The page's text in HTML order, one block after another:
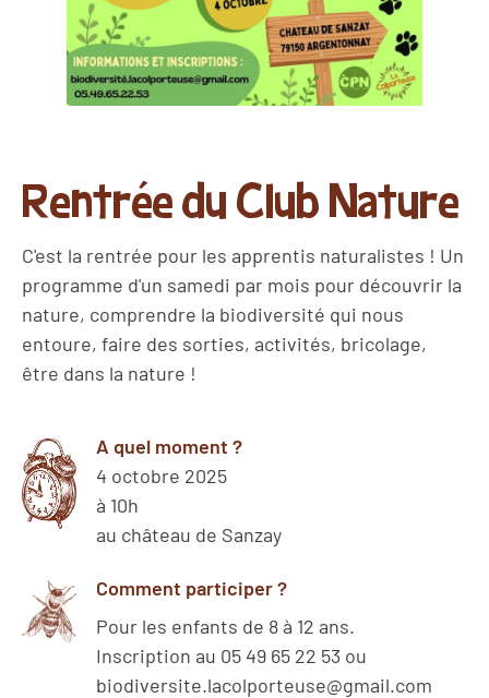
Rentrée du Club Nature
C'est la rentrée pour les apprentis naturalistes ! Un
programme d'un samedi par mois pour découvrir la
nature, comprendre la biodiversité qui nous
entoure, faire des sorties, activités, bricolage,
être dans la nature !
A quel moment ?
4 octobre 2025
à 10h
au château de Sanzay
Comment participer ?
Pour les enfants de 8 à 12 ans.
Inscription au 05 49 65 22 53 ou
biodiversite.lacolporteuse@gmail.com